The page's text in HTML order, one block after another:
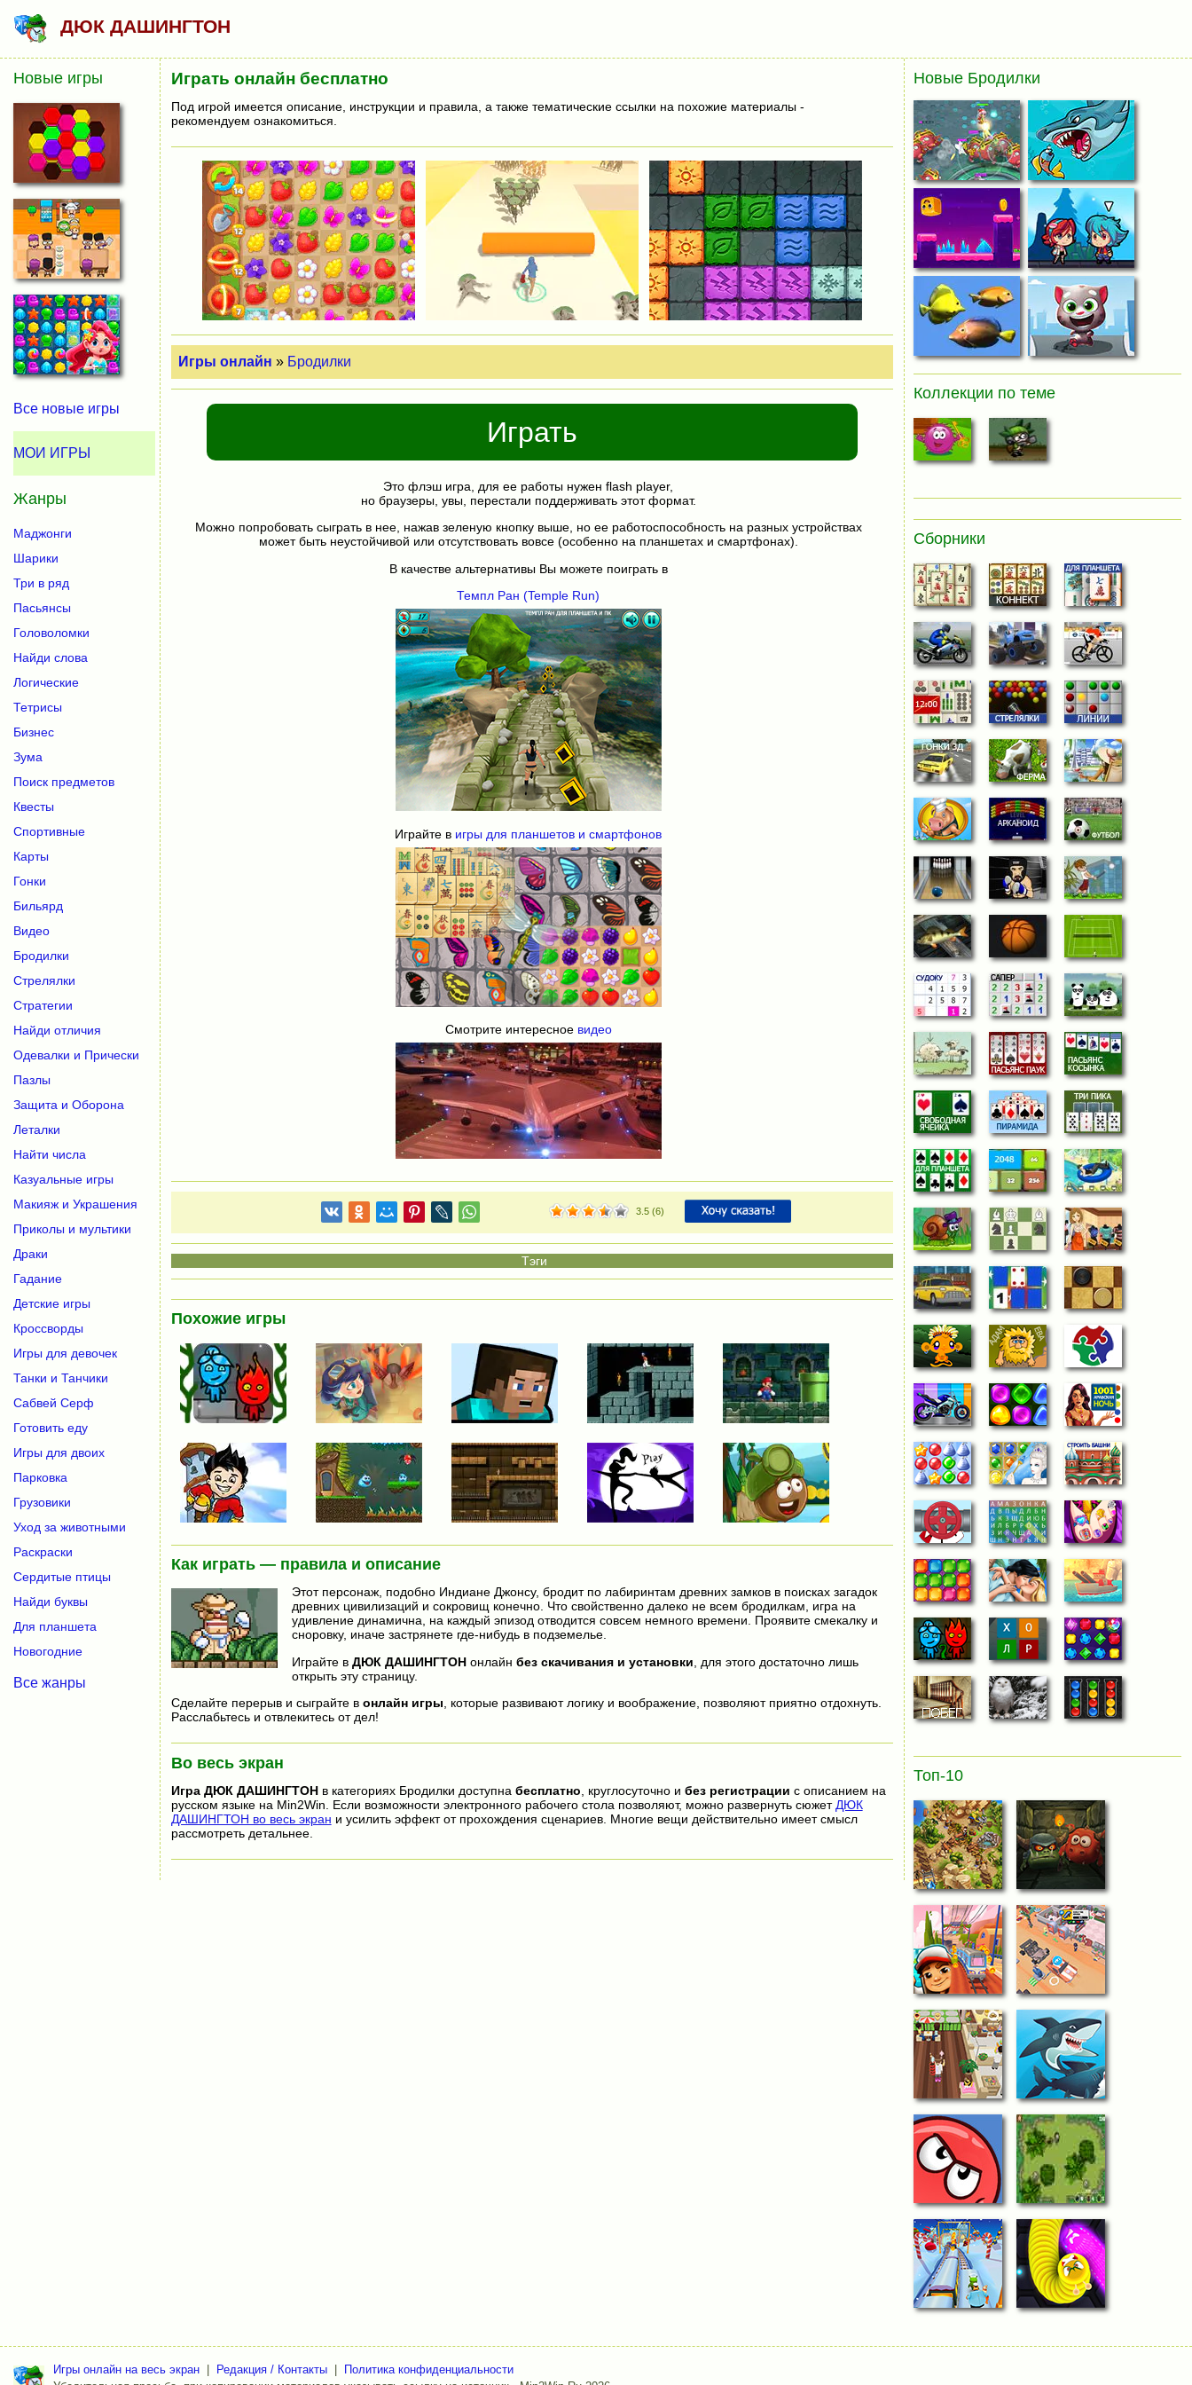
ДЮК ДАШИНГТОН
Играть онлайн бесплатно
Под игрой имеется описание, инструкции и правила, а также тематические ссылки на похожие материалы -
рекомендуем ознакомиться.
Игры онлайн » Бродилки
Играть
Это флэш игра, для ее работы нужен flash player,
но браузеры, увы, перестали поддерживать этот формат.
Можно попробовать сыграть в нее, нажав зеленую кнопку выше, но ее работоспособность на разных устройствах
может быть неустойчивой или отсутствовать вовсе (особенно на планшетах и смартфонах).
В качестве альтернативы Вы можете поиграть в
Темпл Ран (Temple Run)
Играйте в игры для планшетов и смартфонов
Смотрите интересное видео
3.5 (6)
Похожие игры
Как играть — правила и описание
Этот персонаж, подобно Индиане Джонсу, бродит по лабиринтам древних замков в поисках загадок
древних цивилизаций и сокровищ конечно. Что свойственно далеко не всем бродилкам, игра на
удивление динамична, на каждый эпизод отводится совсем немного времени. Проявите смекалку и
сноровку, иначе застрянете где-нибудь в подземелье.
Играйте в ДЮК ДАШИНГТОНонлайн без скачивания и установки , для этого достаточно лишь
открыть эту страницу.
Сделайте перерыв и сыграйте в онлайн игры , которые развивают логику и воображение, позволяют приятно отдохнуть.
Расслабьтесь и отвлекитесь от дел!
Во весь экран
Игра ДЮК ДАШИНГТОНв категориях Бродилки доступна бесплатно , круглосуточно и без регистрации с описанием на
русском языке на Min2Win. Если возможности электронного рабочего стола позволяют, можно развернуть сюжет ДЮК
ДАШИНГТОН во весь экран и усилить эффект от прохождения сценариев. Многие вещи действительно имеет смысл
рассмотреть детальнее.
Новые игры
Все новые игры
МОИ ИГРЫ
Жанры
Маджонги
Шарики
Три в ряд
Пасьянсы
Головоломки
Найди слова
Логические
Тетрисы
Бизнес
Зума
Поиск предметов
Квесты
Спортивные
Карты
Гонки
Бильярд
Видео
Бродилки
Стрелялки
Стратегии
Найди отличия
Одевалки и Прически
Пазлы
Защита и Оборона
Леталки
Найти числа
Казуальные игры
Макияж и Украшения
Приколы и мультики
Драки
Гадание
Детские игры
Кроссворды
Игры для девочек
Танки и Танчики
Сабвей Серф
Готовить еду
Игры для двоих
Парковка
Грузовики
Уход за животными
Раскраски
Сердитые птицы
Найди буквы
Для планшета
Новогодние
Все жанры
Новые Бродилки
Коллекции по теме
Сборники
Топ-10
Игры онлайн на весь экран Редакция / Контакты
Политика конфиденциальности